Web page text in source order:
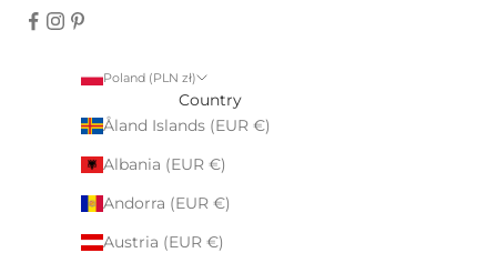
Poland (PLN zł)
Country
Åland Islands (EUR €)
Albania (EUR €)
Andorra (EUR €)
Austria (EUR €)